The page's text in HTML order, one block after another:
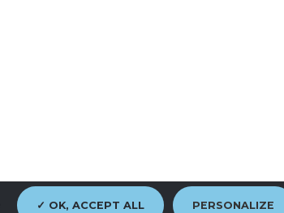
OK, ACCEPT ALL PERSONALIZE